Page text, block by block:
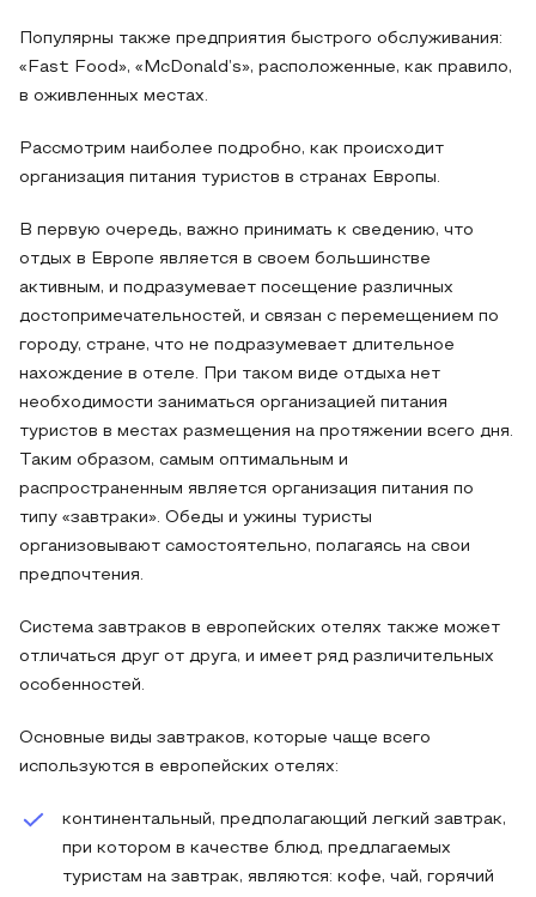
Популярны также предприятия быстрого обслуживания:
«Fast Food», «McDonald’s», расположенные, как правило,
в оживленных местах.
Рассмотрим наиболее подробно, как происходит
организация питания туристов в странах Европы.
В первую очередь, важно принимать к сведению, что
отдых в Европе является в своем большинстве
активным, и подразумевает посещение различных
достопримечательностей, и связан с перемещением по
городу, стране, что не подразумевает длительное
нахождение в отеле. При таком виде отдыха нет
необходимости заниматься организацией питания
туристов в местах размещения на протяжении всего дня.
Таким образом, самым оптимальным и
распространенным является организация питания по
типу «завтраки». Обеды и ужины туристы
организовывают самостоятельно, полагаясь на свои
предпочтения.
Система завтраков в европейских отелях также может
отличаться друг от друга, и имеет ряд различительных
особенностей.
Основные виды завтраков, которые чаще всего
используются в европейских отелях:
континентальный, предполагающий легкий завтрак,
при котором в качестве блюд, предлагаемых
туристам на завтрак, являются: кофе, чай, горячий